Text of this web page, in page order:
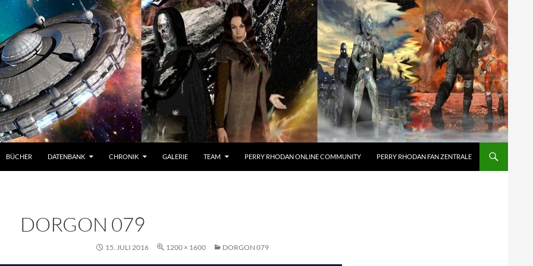
BÜCHER DATENBANK CHRONIK GALERIE TEAM PERRY RHODAN ONLINE COMMUNITY PERRY RHODAN FAN ZENTRALE
DORGON 079
15. JULI 2016 1200 × 1600 DORGON 079